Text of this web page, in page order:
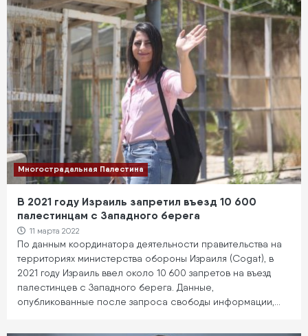
Многострадальная Палестина
В 2021 году Израиль запретил въезд 10 600
палестинцам с Западного берега
11 марта 2022
По данным координатора деятельности правительства на
территориях министерства обороны Израиля (Cogat), в
2021 году Израиль ввел около 10 600 запретов на въезд
палестинцев с Западного берега. Данные,
опубликованные после запроса свободы информации,…